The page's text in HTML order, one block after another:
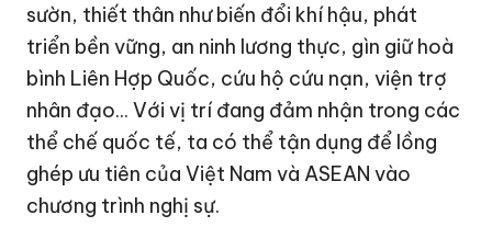
sườn, thiết thân như biến đổi khí hậu, phát
triển bền vững, an ninh lương thực, gìn giữ hoà
bình Liên Hợp Quốc, cứu hộ cứu nạn, viện trợ
nhân đạo... Với vị trí đang đảm nhận trong các
thể chế quốc tế, ta có thể tận dụng để lồng
ghép ưu tiên của Việt Nam và ASEAN vào
chương trình nghị sự.